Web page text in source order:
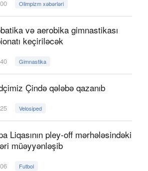
Olimpizm xəbərləri
və aerobika gimnastikası
keçiriləcək
Gimnastika
Çində qələbə qazanıb
Velosiped
Liqasının pley-off mərhələsindəki
müəyyənləşib
Futbol